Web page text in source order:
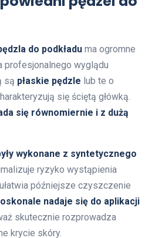
do podkładu ma ogromne
profesjonalnego wyglądu
są płaskie pędzle lub te o
się ściętą główką.
się równomiernie i z dużą
wykonane z syntetycznego
ryzyko wystąpienia
późniejsze czyszczenie
nadaje się do aplikacji
skutecznie rozprowadza
krycie skóry.